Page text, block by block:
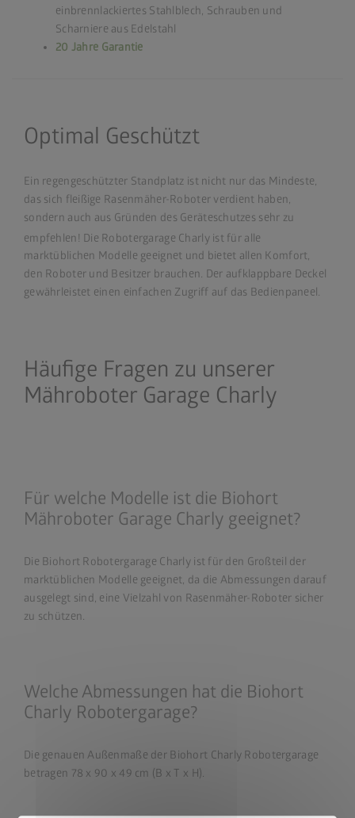
einbrennlackiertes Stahlblech, Schrauben und
Scharniere aus Edelstahl
20 Jahre Garantie
Optimal Geschützt
Ein regengeschützter Standplatz ist nicht nur das Mindeste,
das sich fleißige Rasenmäher-Roboter verdient haben,
sondern auch aus Gründen des Geräteschutzes sehr zu
empfehlen! Die Robotergarage Charly ist für alle
marktüblichen Modelle geeignet und bietet allen Komfort,
den Roboter und Besitzer brauchen. Der aufklappbare Deckel
gewährleistet einen einfachen Zugriff auf das Bedienpaneel.
Häufige Fragen zu unserer
Mähroboter Garage Charly
Für welche Modelle ist die Biohort
Mähroboter Garage Charly geeignet?
Die Biohort Robotergarage Charly ist für den Großteil der
marktüblichen Modelle geeignet, da die Abmessungen darauf
ausgelegt sind, eine Vielzahl von Rasenmäher-Roboter sicher
zu schützen.
Welche Abmessungen hat die Biohort
Charly Robotergarage?
Die genauen Außenmaße der Biohort Charly Robotergarage
betragen 78 x 90 x 49 cm (B x T x H).